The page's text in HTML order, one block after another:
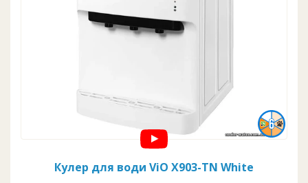
Кулер для води ViO X903-TN White